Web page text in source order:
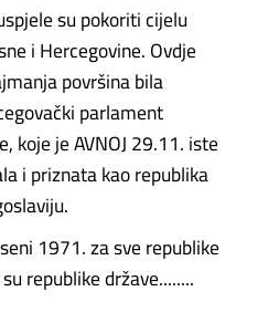
su pokoriti cijelu
i Hercegovine. Ovdje
površina bila
parlament
koje je AVNOJ 29.11. iste
i priznata kao republika
1971. za sve republike
republike države........